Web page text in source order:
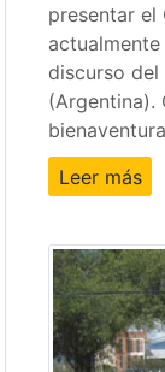
presentar el
discurso
(Argentina).
Leer más